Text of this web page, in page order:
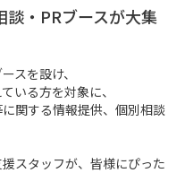
・PRブースが大集
スを設け、
いる方を対象に、
関する情報提供、個別相談
スタッフが、皆様にぴった